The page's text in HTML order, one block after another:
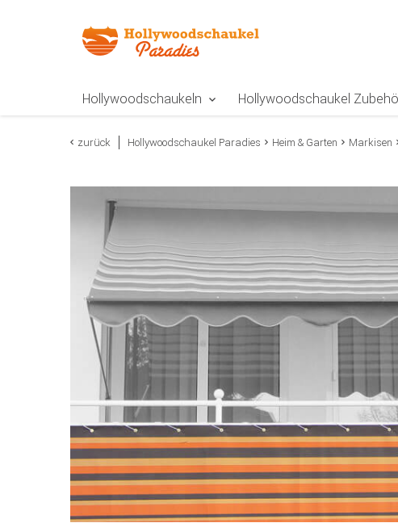
Hollywoodschaukeln Hollywoodschaukel
zurück Hollywoodschaukel Paradies Heim & Garten Markisen